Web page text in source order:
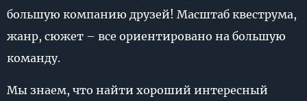
большую компанию друзей! Масштаб квеструма,
жанр, сюжет – все ориентировано на большую
команду.
Мы знаем, что найти хороший интересный